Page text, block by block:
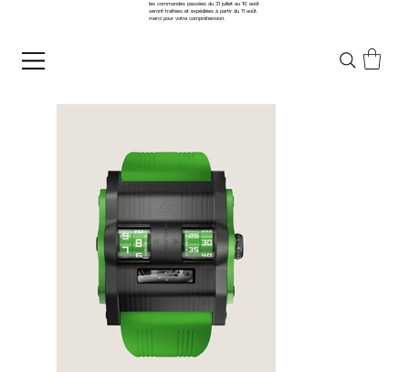
les commandes passées du 31 juillet au 10 août
seront traitées et expédiées à partir du 11 août.
merci pour votre compréhension.